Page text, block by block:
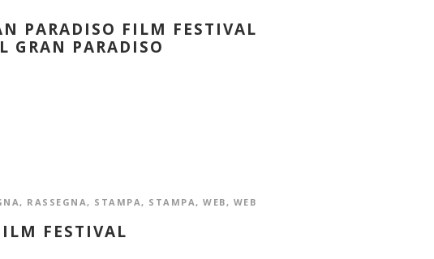
PARADISO FILM FESTIVAL
GRAN PARADISO
, RASSEGNA, STAMPA, STAMPA, WEB, WEB
FESTIVAL